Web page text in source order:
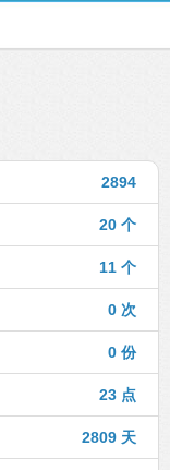
2894
20 个
11 个
0 次
0 份
23 点
2809 天